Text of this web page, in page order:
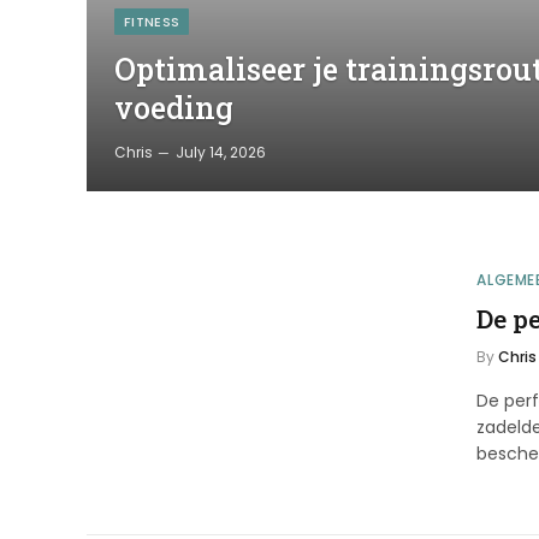
FITNESS
Optimaliseer je
voeding
Chris July 14, 2026
De
By Chris
De